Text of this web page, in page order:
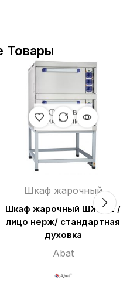
Товары
НЕТ В
НАЛИЧИИ
Шкаф жарочный
Шкаф жарочный ШЖЭ-2 /
лицо нерж/ стандартная
духовка
Abat